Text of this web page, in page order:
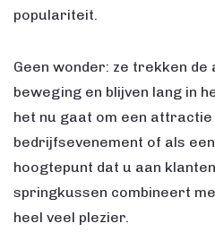
populariteit.
Geen wonder: ze trekken
beweging en blijven lang in
het nu gaat om een attractie
bedrijfsevenement of als
hoogtepunt dat u aan
springkussen combineert
heel veel plezier.